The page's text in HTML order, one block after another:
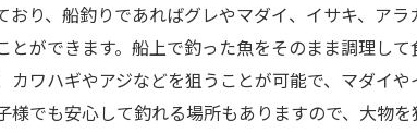
おり、船釣りであればグレやマダイ、イサキ、ア
とができます。船上で釣った魚をそのまま調理し
カワハギやアジなどを狙うことが可能で、マダイや
様でも安心して釣れる場所もありますので、大物